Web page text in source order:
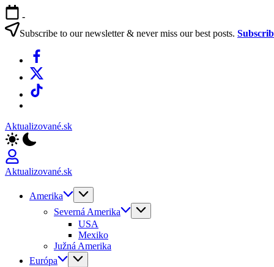
Skip
to
content
-
Subscribe to our newsletter & never miss our best posts.
Facebook
X
TikTok
Aktualizované.sk
Aktualizované.sk
Amerika
Severná Amerika
USA
Mexiko
Južná Amerika
Európa